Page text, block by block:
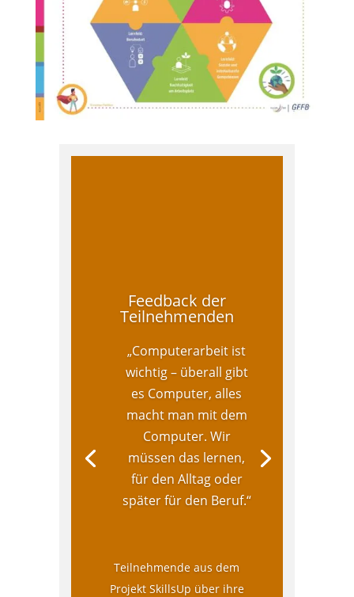
Feedback der
Teilnehmenden
„Computerarbeit ist
wichtig – überall gibt
es Computer, alles
macht man mit dem
Computer. Wir
müssen das lernen,
für den Alltag oder
später für den Beruf.“
Teilnehmende aus dem
Projekt SkillsUp über ihre